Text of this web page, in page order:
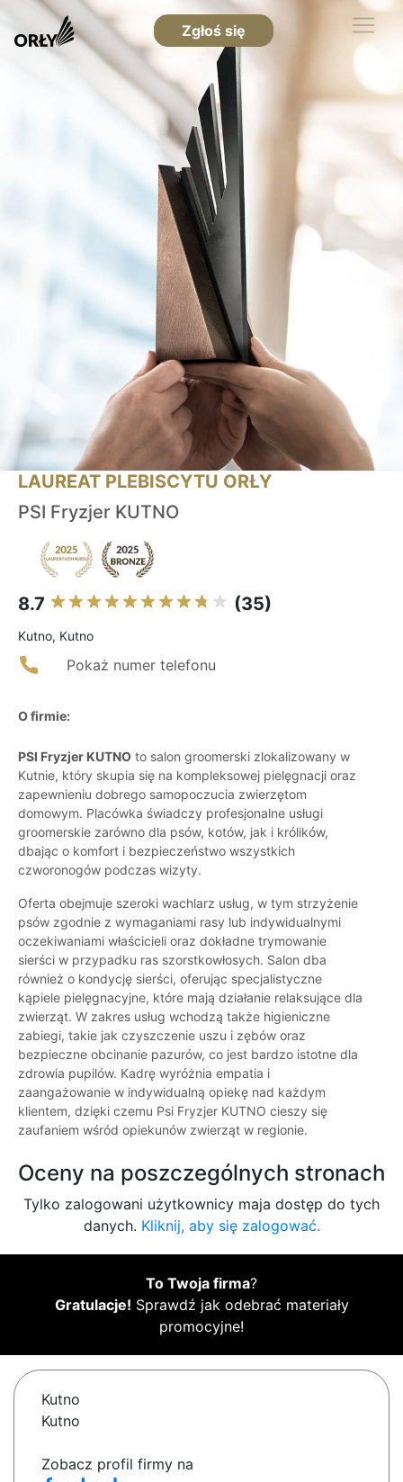
Zgłoś się
LAUREAT PLEBISCYTU ORŁY
PSI Fryzjer KUTNO
8.7 (35)
Kutno, Kutno
Pokaż numer telefonu
O firmie:
PSI Fryzjer KUTNO to salon groomerski zlokalizowany w
Kutnie, który skupia się na kompleksowej pielęgnacji oraz
zapewnieniu dobrego samopoczucia zwierzętom
domowym. Placówka świadczy profesjonalne usługi
groomerskie zarówno dla psów, kotów, jak i królików,
dbając o komfort i bezpieczeństwo wszystkich
czworonogów podczas wizyty.
Oferta obejmuje szeroki wachlarz usług, w tym strzyżenie
psów zgodnie z wymaganiami rasy lub indywidualnymi
oczekiwaniami właścicieli oraz dokładne trymowanie
sierści w przypadku ras szorstkowłosych. Salon dba
również o kondycję sierści, oferując specjalistyczne
kąpiele pielęgnacyjne, które mają działanie relaksujące dla
zwierząt. W zakres usług wchodzą także higieniczne
zabiegi, takie jak czyszczenie uszu i zębów oraz
bezpieczne obcinanie pazurów, co jest bardzo istotne dla
zdrowia pupilów. Kadrę wyróżnia empatia i
zaangażowanie w indywidualną opiekę nad każdym
klientem, dzięki czemu Psi Fryzjer KUTNO cieszy się
zaufaniem wśród opiekunów zwierząt w regionie.
Oceny na poszczególnych stronach
Tylko zalogowani użytkownicy maja dostęp do tych
danych. Kliknij, aby się zalogować.
To Twoja firma?
Gratulacje! Sprawdź jak odebrać materiały
promocyjne!
Kutno
Kutno
Zobacz profil firmy na